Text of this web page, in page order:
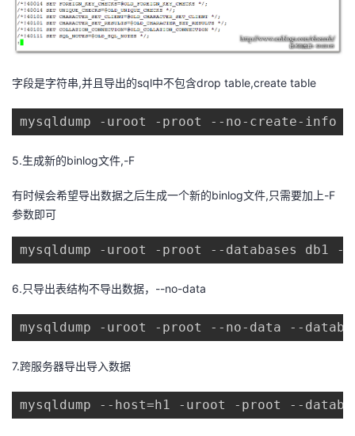
字段是字符串,并且导出的sql中不包含drop table,create table
mysqldump -uroot -proot --no-create-info
5.生成新的binlog文件,-F
有时候会希望导出数据之后生成一个新的binlog文件,只需要加上-F
参数即可
mysqldump -uroot -proot --databases db1 -
6.只导出表结构不导出数据，--no-data
mysqldump -uroot -proot --no-data --
7.跨服务器导出导入数据
mysqldump --host=h1 -uroot -proot --